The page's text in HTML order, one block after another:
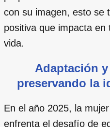
con su imagen, esto se
positiva que impacta
vida.
Adaptación
preservando la
En el año 2025, la
enfrenta el desafío de